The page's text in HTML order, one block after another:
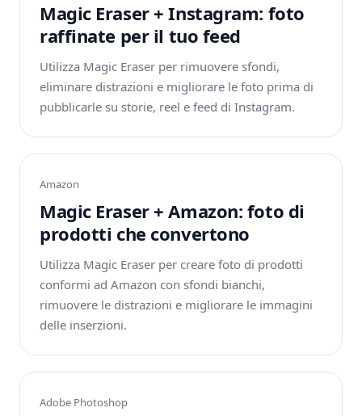
Magic Eraser + Instagram: foto
raffinate per il tuo feed
Utilizza Magic Eraser per rimuovere sfondi,
eliminare distrazioni e migliorare le foto prima di
pubblicarle su storie, reel e feed di Instagram.
Amazon
Magic Eraser + Amazon: foto di
prodotti che convertono
Utilizza Magic Eraser per creare foto di prodotti
conformi ad Amazon con sfondi bianchi,
rimuovere le distrazioni e migliorare le immagini
delle inserzioni.
Adobe Photoshop